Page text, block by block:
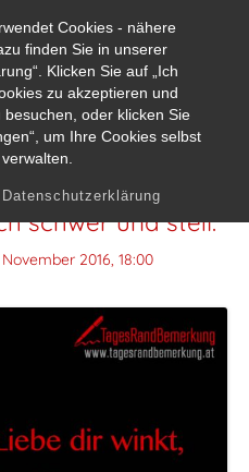
Cookies - nähere
finden Sie in unserer
Klicken Sie auf „Ich
zu akzeptieren und
oder klicken Sie
um Ihre Cookies selbst
Datenschutzerklärung
folge ihr,
schwer und steil.
November 2016, 18:00